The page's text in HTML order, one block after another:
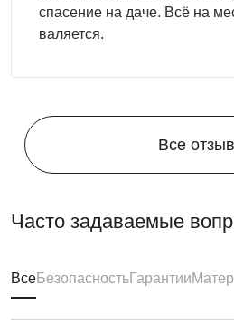
спасение на даче. Всё на
валяется.
Все
Часто задаваемые
ВсеБезопасностьГарантии